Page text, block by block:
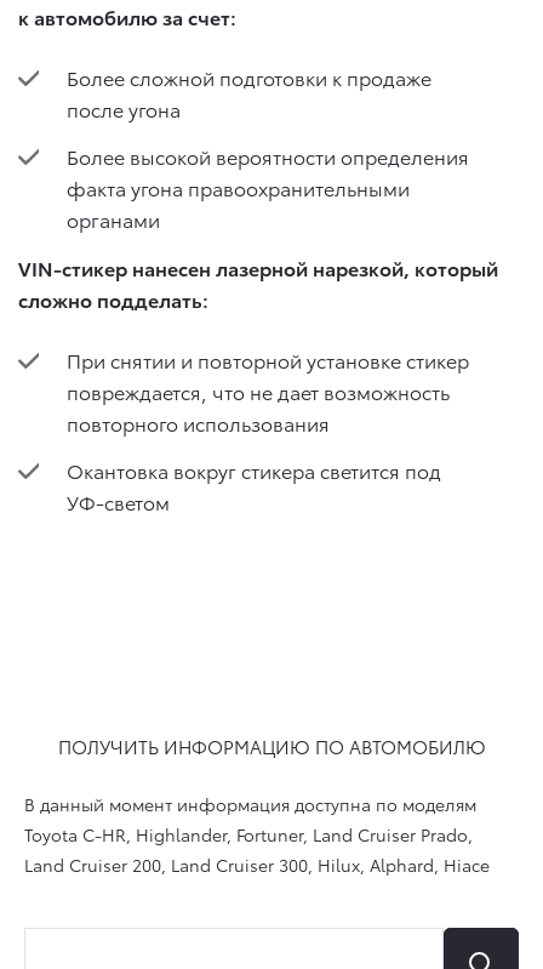
к автомобилю за счет:
Более сложной подготовки к продаже
после угона
Более высокой вероятности определения
факта угона правоохранительными
органами
VIN-стикер нанесен лазерной нарезкой, который
сложно подделать:
При снятии и повторной установке стикер
повреждается, что не дает возможность
повторного использования
Окантовка вокруг стикера светится под
УФ-светом